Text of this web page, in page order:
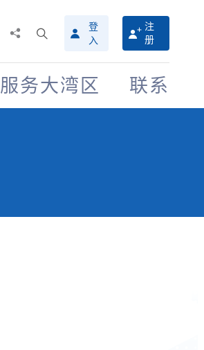
搜
寻
介
面
登
入
注
册
服务大湾区 联系